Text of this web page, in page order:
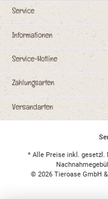
Service
Informationen
Service-Hotline
Zahlungsarten
Versandarten
* Alle Preise inkl. gesetzl.
© 2026 Tieroase GmbH